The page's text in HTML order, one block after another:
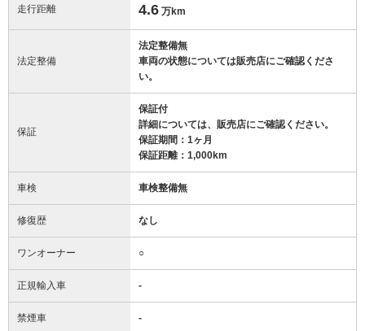
走行距離 4.6 万km
法定整備
法定整備無
車両の状態については販売店にご確認くださ
い。
保証
保証付
詳細については、販売店にご確認ください。
保証期間：1ヶ月
保証距離：1,000km
車検 車検整備無
修復歴 なし
ワンオーナー ○
正規輸入車 -
禁煙車 -